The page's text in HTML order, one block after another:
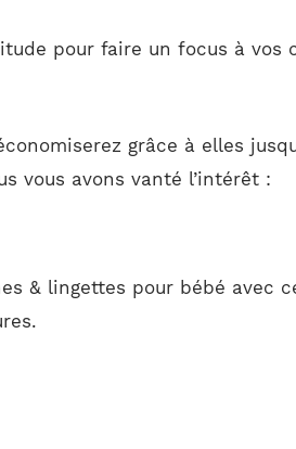
pour faire un focus à vos
grâce à elles
vous avons vanté l’intérêt :
& lingettes pour bébé avec